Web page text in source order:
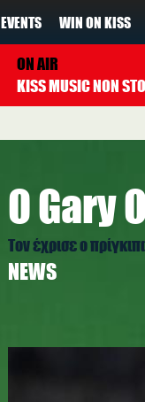
EVENTS WIN ON KISS
ON AIR
Ο Gary
Τον έχρισε ο
NEWS